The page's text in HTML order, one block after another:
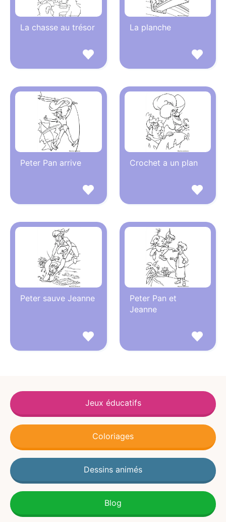
La chasse au trésor La planche
Peter Pan arrive Crochet a un plan
Peter sauve Jeanne
Peter Pan et
Jeanne
Jeux éducatifs
Coloriages
Dessins animés
Blog